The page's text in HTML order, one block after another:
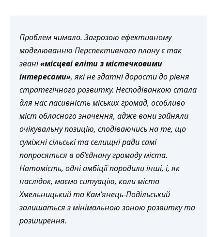
Проблем чимало. Загрозою ефективному
моделюванню Перспективного плану є так
звані«місцеві еліти з містечковими
інтересами», які не здатні дорости до рівня
стратегічного розвитку. Несподіванкою стала
для нас пасивність міських громад, особливо
міст обласного значення, адже вони зайняли
очікувальну позицію, сподіваючись на те, що
суміжні сільські та селищні ради самі
попросяться в об’єднану громаду міста.
Натомість, одні амбіції породили інші, і, як
наслідок, маємо ситуацію, коли міста
Хмельницький та Кам’янець-Подільський
залишаться з мінімальною зоною розвитку та
розширення.